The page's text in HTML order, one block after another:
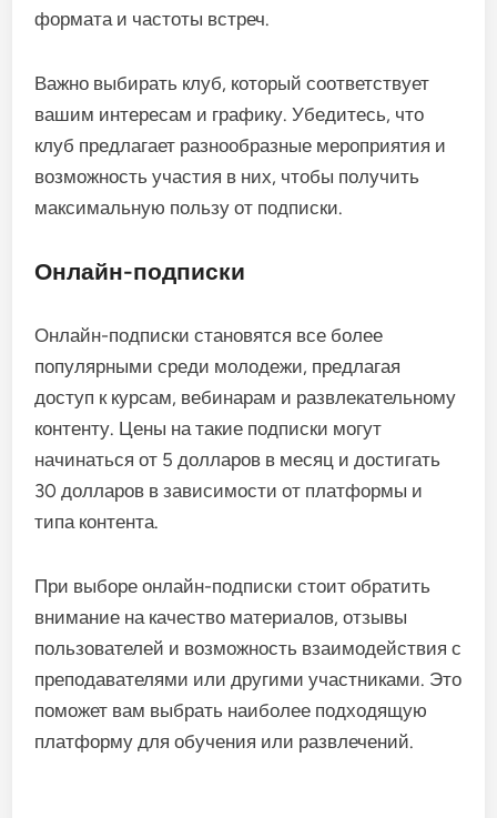
формата и частоты встреч.
Важно выбирать клуб, который соответствует
вашим интересам и графику. Убедитесь, что
клуб предлагает разнообразные мероприятия и
возможность участия в них, чтобы получить
максимальную пользу от подписки.
Онлайн-подписки
Онлайн-подписки становятся все более
популярными среди молодежи, предлагая
доступ к курсам, вебинарам и развлекательному
контенту. Цены на такие подписки могут
начинаться от 5 долларов в месяц и достигать
30 долларов в зависимости от платформы и
типа контента.
При выборе онлайн-подписки стоит обратить
внимание на качество материалов, отзывы
пользователей и возможность взаимодействия с
преподавателями или другими участниками. Это
поможет вам выбрать наиболее подходящую
платформу для обучения или развлечений.